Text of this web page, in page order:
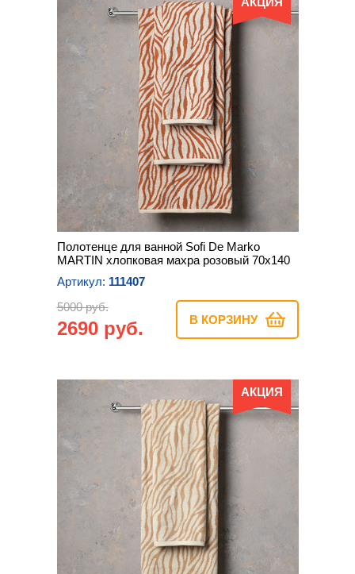
Полотенце для ванной Sofi De Marko
MARTIN хлопковая махра розовый 70х140
Артикул: 111407
5000 руб.
2690 руб. В КОРЗИНУ
АКЦИЯ